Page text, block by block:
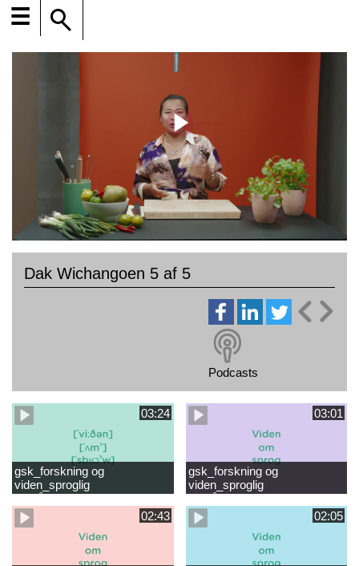
☰
Dak Wichangoen 5 af 5
Podcasts
03:24
gsk_forskning og
viden_sproglig
læsevanskeligheder.mp4
03:01
gsk_forskning og
viden_sproglig
første læsning 6-8 år.mp4
02:43 02:05